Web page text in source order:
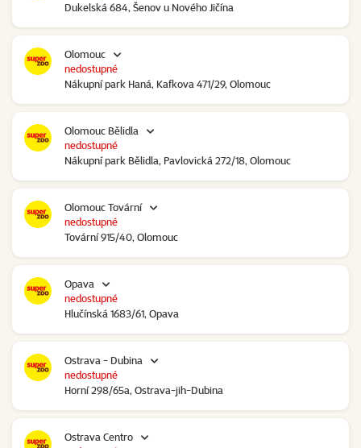
Dukelská 684, Šenov u Nového Jičína
Olomouc
Nákupní park Haná, Kafkova 471/29, Olomouc
nedostupné
Olomouc Bělidla
Nákupní park Bělidla, Pavlovická 272/18, Olomouc
nedostupné
Olomouc Tovární
Tovární 915/40, Olomouc
nedostupné
Opava
Hlučínská 1683/61, Opava
nedostupné
Ostrava - Dubina
Horní 298/65a, Ostrava-jih-Dubina
nedostupné
Ostrava Centro